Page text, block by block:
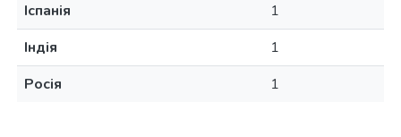
Іспанія
1
Індія
1
Росія
1